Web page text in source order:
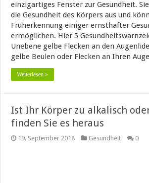
einzigartiges Fenster zur Gesundheit.
die Gesundheit des Körpers aus und
Früherkennung einiger ernsthafter
ermöglichen. Hier 5
Unebene gelbe Flecken an den
gelbe Beulen oder Flecken an Ihren
Weiterlesen »
Ist Ihr Körper zu alkalisch
finden Sie es heraus
19. September 2018 Gesundheit 0